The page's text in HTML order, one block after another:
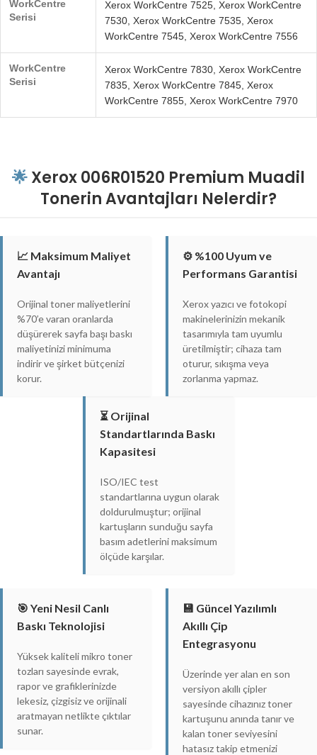
WorkCentre
Serisi
Xerox WorkCentre 7525, Xerox WorkCentre
7530, Xerox WorkCentre 7535, Xerox
WorkCentre 7545, Xerox WorkCentre 7556
WorkCentre
Serisi
Xerox WorkCentre 7830, Xerox WorkCentre
7835, Xerox WorkCentre 7845, Xerox
WorkCentre 7855, Xerox WorkCentre 7970
🌟Xerox 006R01520 Premium Muadil
Tonerin Avantajları Nelerdir?
📈 Maksimum Maliyet
Avantajı
Orijinal toner maliyetlerini
%70’e varan oranlarda
düşürerek sayfa başı baskı
maliyetinizi minimuma
indirir ve şirket bütçenizi
korur.
⚙️ %100 Uyum ve
Performans Garantisi
Xerox yazıcı ve fotokopi
makinelerinizin mekanik
tasarımıyla tam uyumlu
üretilmiştir; cihaza tam
oturur, sıkışma veya
zorlanma yapmaz.
⏳ Orijinal
Standartlarında Baskı
Kapasitesi
ISO/IEC test
standartlarına uygun olarak
doldurulmuştur; orijinal
kartuşların sunduğu sayfa
basım adetlerini maksimum
ölçüde karşılar.
🎯 Yeni Nesil Canlı
Baskı Teknolojisi
Yüksek kaliteli mikro toner
tozları sayesinde evrak,
rapor ve grafiklerinizde
lekesiz, çizgisiz ve orijinali
aratmayan netlikte çıktılar
sunar.
💾 Güncel Yazılımlı
Akıllı Çip
Entegrasyonu
Üzerinde yer alan en son
versiyon akıllı çipler
sayesinde cihazınız toner
kartuşunu anında tanır ve
kalan toner seviyesini
hatasız takip etmenizi